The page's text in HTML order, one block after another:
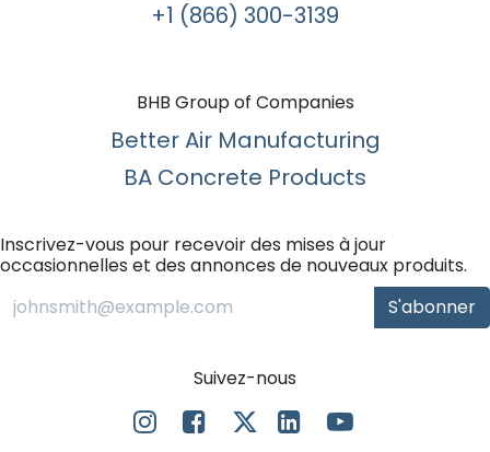
+1 (866) 300-3139​
BHB Group of Companies
Better Air Manufacturing
BA Concrete Products
Inscrivez-vous pour recevoir des mises à jour
occasionnelles et des annonces de nouveaux produits.
S'abonner
Suivez-nous